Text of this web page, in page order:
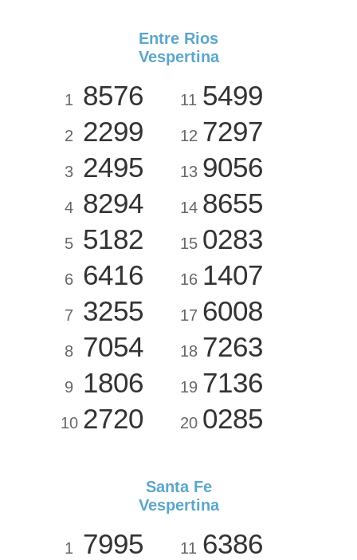
Entre Rios
Vespertina
1 8576
2 2299
3 2495
4 8294
5 5182
6 6416
7 3255
8 7054
9 1806
10 2720
11 5499
12 7297
13 9056
14 8655
15 0283
16 1407
17 6008
18 7263
19 7136
20 0285
Santa Fe
Vespertina
1 7995 11 6386